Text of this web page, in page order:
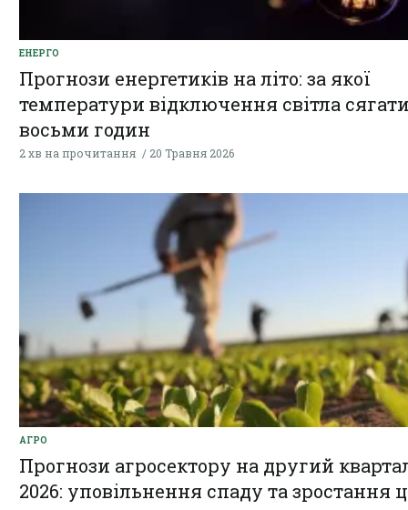
ЕНЕРГО
Прогнози енергетиків на літо: за якої
температури відключення світла
восьми годин
2 хв на прочитання 20 Травня 2026
АГРО
Прогнози агросектору на другий
2026: уповільнення спаду та зростання